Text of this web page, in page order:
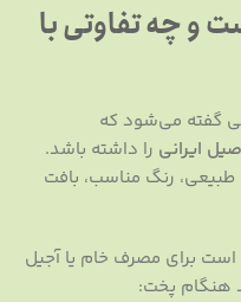
و چه تفاوتی با
گفته می‌شود که
ایرانی را داشته باشد.
رنگ مناسب، بافت
برای مصرف خام یا آجیل
هنگام پخت: